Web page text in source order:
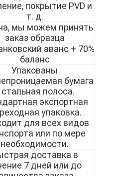
нержавеющей стали
нержавеющей стали
стали
нержавеющей стали
покрытие PVD и
т. д.
мы можем принять
заказ образца
аванс + 70%
баланс
Упакованы
бумага
стальная полоса.
экспортная
упаковка.
для всех видов
или по мере
необходимости.
доставка в
7 дней или до